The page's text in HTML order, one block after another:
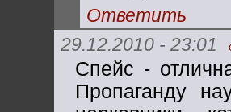
Ответить
29.12.2010 - 23:01
Спейс -
Пропаганду